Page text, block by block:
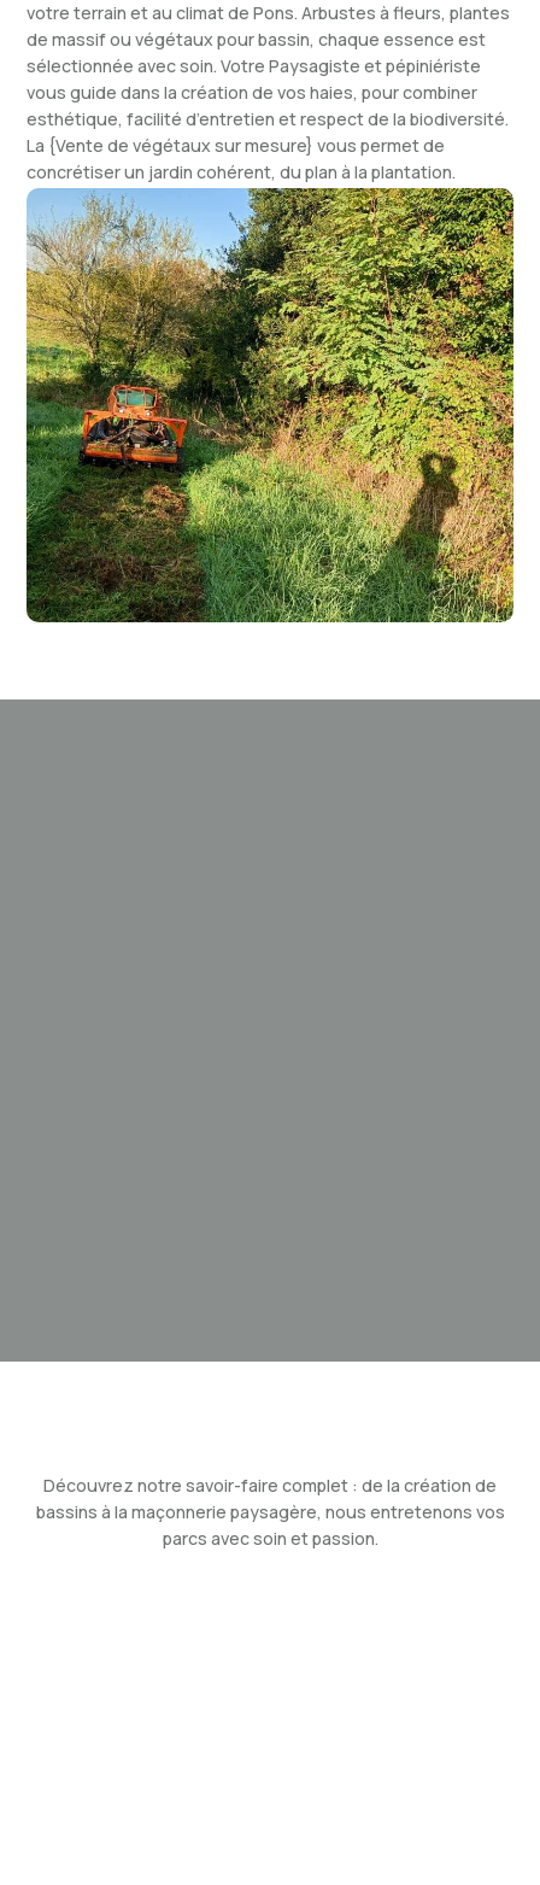
votre terrain et au climat de Pons. Arbustes à fleurs, plantes
de massif ou végétaux pour bassin, chaque essence est
sélectionnée avec soin. Votre Paysagiste et pépiniériste
vous guide dans la création de vos haies, pour combiner
esthétique, facilité d’entretien et respect de la biodiversité.
La {Vente de végétaux sur mesure} vous permet de
concrétiser un jardin cohérent, du plan à la plantation.
Découvrez notre savoir-faire complet : de la création de
bassins à la maçonnerie paysagère, nous entretenons vos
parcs avec soin et passion.